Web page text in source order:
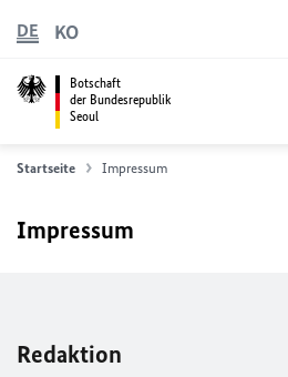
Botschaft
der Bundesrepublik
Seoul
DE KO
Startseite Impressum
Impressum
Redaktion